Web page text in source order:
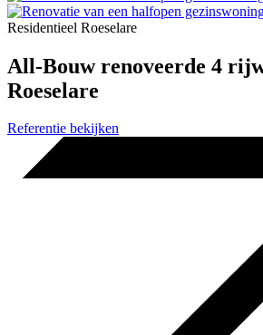
Residentieel Roeselare
All-Bouw renoveerde 4
Roeselare
Referentie bekijken